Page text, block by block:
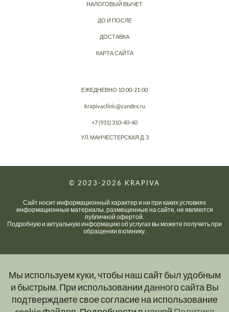
Мы используем куки, чтобы наш сайт был удобным
и быстрым. При использовании данного сайта Вы
подтверждаете свое согласие на использование
НАЛОГОВЫЙ ВЫЧЕТ
ДО И ПОСЛЕ
ДОСТАВКА
КАРТА САЙТА
ЕЖЕДНЕВНО 10:00-21:00
krapivaclinic@yandex.ru
+7 (931) 310-40-40
УЛ. МАНЧЕСТЕРСКАЯ Д. 3
© 2023-2026 KRAPIVA
Сайт носит информационный характер и ни при каких условиях
информационные материалы, размещенные на сайте, не являются
публичной офертой.
Подробную и актуальную информацию об услугах вы можете получить при
обращении в клинику.